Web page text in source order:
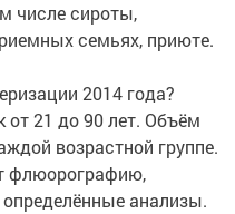
числе сироты,
семьях, приюте.
2014 года?
от 21 до 90 лет. Объём
возрастной группе.
флюорографию,
анализы.